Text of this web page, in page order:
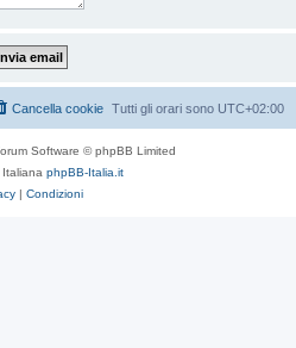
Tutti gli orari sono UTC+02:00
Cancella cookie
Software © phpBB Limited
phpBB-Italia.it
| Condizioni